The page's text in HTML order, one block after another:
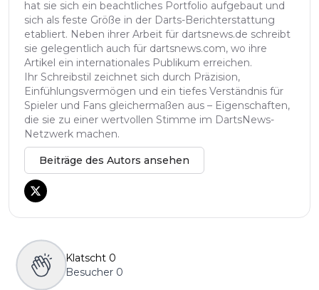
hat sie sich ein beachtliches Portfolio aufgebaut und
sich als feste Größe in der Darts-Berichterstattung
etabliert. Neben ihrer Arbeit für dartsnews.de schreibt
sie gelegentlich auch für dartsnews.com, wo ihre
Artikel ein internationales Publikum erreichen.
Ihr Schreibstil zeichnet sich durch Präzision,
Einfühlungsvermögen und ein tiefes Verständnis für
Spieler und Fans gleichermaßen aus – Eigenschaften,
die sie zu einer wertvollen Stimme im DartsNews-
Netzwerk machen.
Beiträge des Autors ansehen
Klatscht 0
Besucher 0